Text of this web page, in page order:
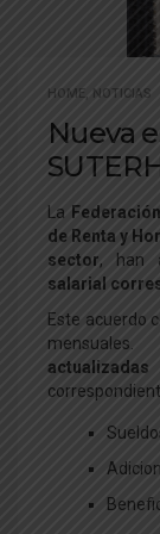
HOME NOTICIAS
Nueva
La
de Renta y
sector, han
salarial
Este acuerdo
actualizadas